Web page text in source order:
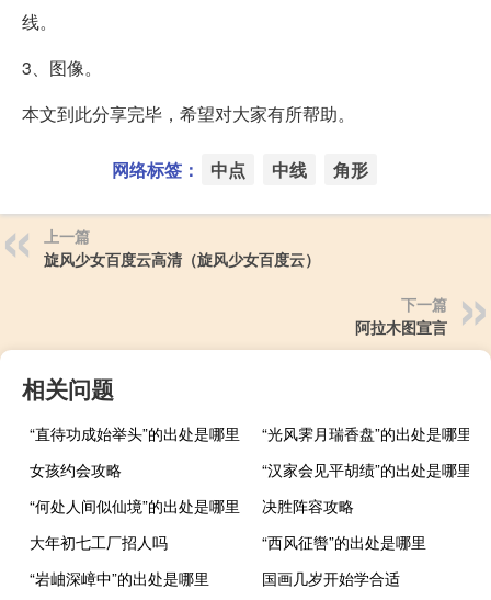
线。
3、图像。
本文到此分享完毕，希望对大家有所帮助。
网络标签： 中点 中线 角形
上一篇
旋风少女百度云高清（旋风少女百度云）
下一篇
阿拉木图宣言
相关问题
“直待功成始举头”的出处是哪里
“光风霁月瑞香盘”的出处是哪里
女孩约会攻略
“汉家会见平胡绩”的出处是哪里
“何处人间似仙境”的出处是哪里
决胜阵容攻略
大年初七工厂招人吗
“西风征辔”的出处是哪里
“岩岫深嶂中”的出处是哪里
国画几岁开始学合适